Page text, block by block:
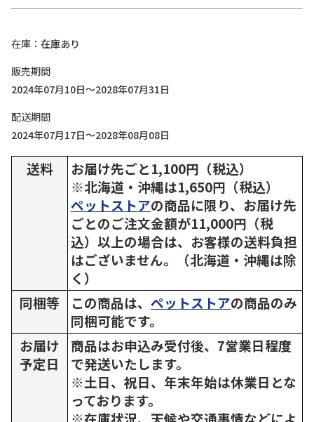
在庫
在庫あり
販売期間
2024年07月10日～2028年07月31日
配送期間
2024年07月17日～2028年08月08日
送料
お届け先ごと1,100円（税込）
※北海道・沖縄は1,650円（税込）
ペットストアの商品に限り、お届け先
ごとのご注文金額が11,000円（税
込）以上の場合は、お客様の送料負担
はございません。（北海道・沖縄は除
く）
同梱等
この商品は、 ペットストアの商品のみ
同梱可能です。
お届け
予定日
商品はお申込み受付後、7営業日程度
で発送いたします。
※土日、祝日、年末年始は休業日とな
っております。
※在庫状況、天候や交通事情などによ